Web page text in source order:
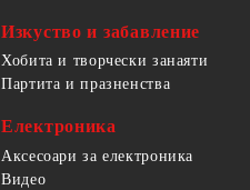
Изкуство и забавление
Хобита и творчески занаяти
Партита и празненства
Електроника
Аксесоари за електроника
Видео